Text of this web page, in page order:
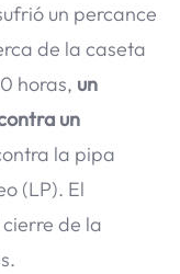
un percance
de la caseta
horas, un
un
la pipa
(LP). El
de la